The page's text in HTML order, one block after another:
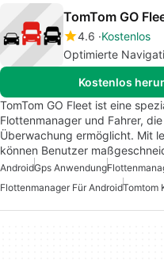
TomTom GO
4.6 Kostenlos
Optimierte
Kostenlos
TomTom GO Fleet ist eine
Flottenmanager und Fahrer,
Überwachung ermöglicht. Mit
können Benutzer
AndroidGps Anwendung
Flottenmanager Für AndroidTomtom